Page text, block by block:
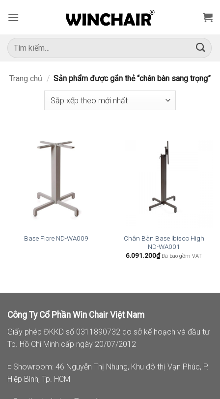
qua
dung
Tìm
kiếm:
Trang chủ / Sản phẩm được gắn thẻ “chân bàn sang trọng”
Base Fiore ND-WA009
Chân Bàn Base Ibisco High
ND-WA001
6.091.200₫ Đã bao gồm VAT
Công Ty Cổ Phần Win Chair Việt Nam
Giấy phép ĐKKD số 0311890732 do sở kế hoạch và đầu tư
Tp. Hồ Chí Minh cấp ngày 20/07/2012
◽ Showroom: 46 Nguyễn Thị Nhung, Khu đô thị Vạn Phúc, P.
Hiệp Bình, Tp. HCM